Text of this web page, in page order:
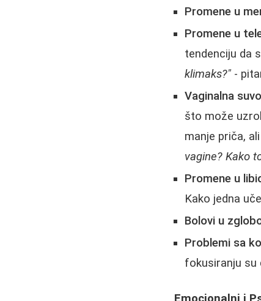
Promene u
Promene u
tendenciju da
klimaks?" -
Vaginalna
što može
manje priča,
vagine? Kako
Promene u
Kako jedna
Bolovi u
Problemi sa
fokusiranju su